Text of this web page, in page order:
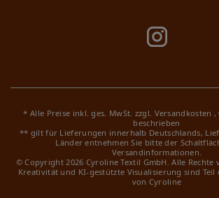
* Alle Preise inkl. ges. MwSt. zzgl. Versandkosten ,
beschrieben
** gilt für Lieferungen innerhalb Deutschlands,
Länder entnehmen Sie bitte der
Versandinformationen.
© Copyright 2026 Cyroline Textil GmbH. Alle Rechte
Kreativität und KI-gestützte Visualisierung sind
von Cyroline